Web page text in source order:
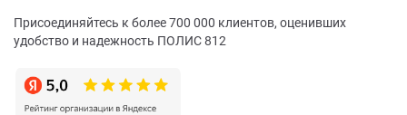
Присоединяйтесь к более 700 000 клиентов, оценивших
удобство и надежность ПОЛИС 812